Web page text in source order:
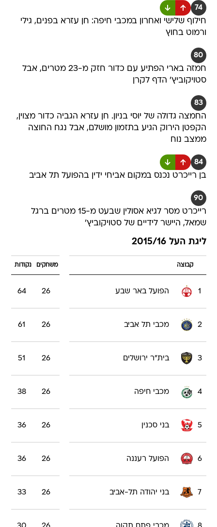
74
חילוף שלישי ואחרון במכבי חיפה: חן עזרא בפנים, גילי
ורמוט בחוץ
80
חמזה בארי הפתיע עם כדור חזק מ-23 מטרים, אבל
סטויקוביץ' הדף לקרן
83
החמצה גדולה של יוסי בניון. חן עזרא הגביה כדור מצוין,
הקפטן הירוק הגיע בתזמון מושלם, אבל נגח החוצה
ממצב נוח
84
בן רייכרט נכנס במקום אביחי ידין בהפועל תל אביב
90
רייכרט מסר לגיא אסולין שבעט מ-15 מטרים ברגל
שמאל, היישר לידיים של סטויקוביץ'
ליגת העל 2015/16
קבוצה משחקים נקודות
1 הפועל באר שבע 26
64
2 מכבי תל אביב 26
61
3 בית"ר ירושלים 26
51
4 מכבי חיפה 26
38
5 בני סכנין 26
36
6 הפועל רעננה 26
36
7 בני יהודה תל-אביב 26
33